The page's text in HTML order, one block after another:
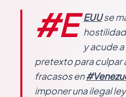
#E EUUse
y acude
pretexto para culpar
fracasos en
imponer una ilegal